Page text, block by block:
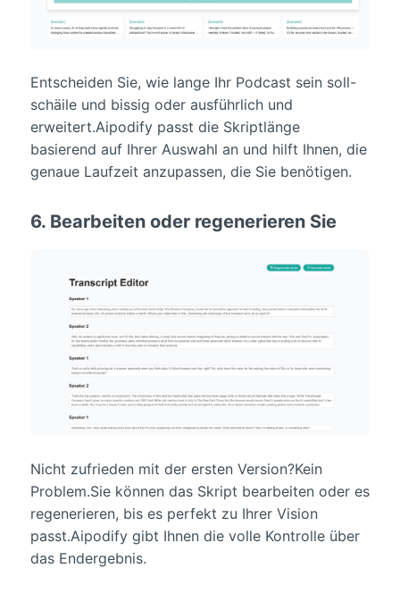
Entscheiden Sie, wie lange Ihr Podcast sein soll-
schäile und bissig oder ausführlich und
erweitert.Aipodify passt die Skriptlänge
basierend auf Ihrer Auswahl an und hilft Ihnen, die
genaue Laufzeit anzupassen, die Sie benötigen.
6. Bearbeiten oder regenerieren Sie
Nicht zufrieden mit der ersten Version?Kein
Problem.Sie können das Skript bearbeiten oder es
regenerieren, bis es perfekt zu Ihrer Vision
passt.Aipodify gibt Ihnen die volle Kontrolle über
das Endergebnis.